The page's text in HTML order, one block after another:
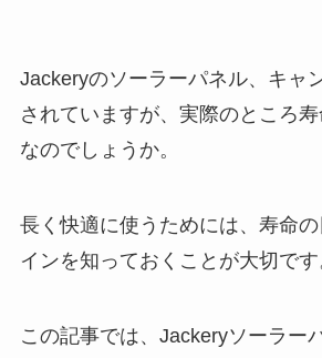
Jackeryのソーラーパネル、キャ
されていますが、実際のところ
なのでしょうか。
長く快適に使うためには、寿命
インを知っておくことが大切です
この記事では、Jackeryソーラー